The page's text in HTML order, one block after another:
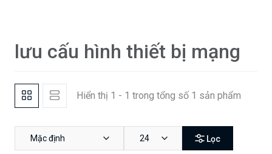
lưu cấu hình thiết bị mạng
Hiển thị 1 - 1 trong tổng số 1 sản phẩm
Mặc định 24 Lọc